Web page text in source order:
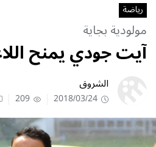
رياضة
مولودية بجاية
آيت جودي يمنح
الشروق
2018/03/24
209